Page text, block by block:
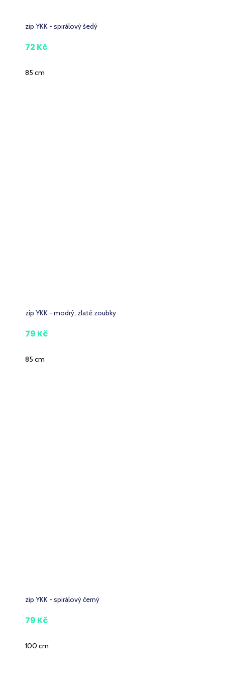
zip YKK - spirálový šedý
72 Kč
85 cm
zip YKK - modrý, zlaté zoubky
79 Kč
85 cm
zip YKK - spirálový černý
79 Kč
100 cm